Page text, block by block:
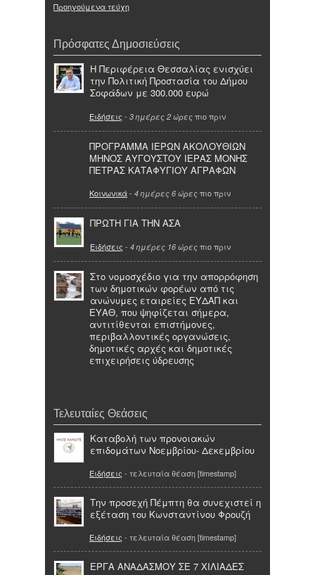
Προηγούμενα τεύχη
Πρόσφατες Δημοσιεύσεις
Η Περιφέρεια Θεσσαλίας ενισχύει
την Πολιτική Προστασία του Δήμου
Σοφάδων με 300.000 ευρώ
Ειδήσεις - 3 ημέρες 2 ώρες πιο πριν
ΠΡΟΓΡΑΜΜΑ ΙΕΡΩΝ ΑΚΟΛΟΥΘΙΩΝ
ΜΗΝΟΣ ΑΥΓΟΥΣΤΟΥ ΙΕΡΑΣ ΜΟΝΗΣ
ΠΕΤΡΑΣ ΚΑΤΑΦΥΓΙΟΥ ΑΓΡΑΦΩΝ
Κοινωνικά- 4 ημέρες 6 ώρες πιο πριν
ΠΡΩΤΗ ΓΙΑ ΤΗΝ ΑΣΑ
Ειδήσεις - 4 ημέρες 16 ώρες πιο πριν
Στο νομοσχέδιο για την απορρόφηση
των δημοτικών φορέων από τις
ανώνυμες εταιρείες ΕΥΔΑΠ και
ΕΥΑΘ, που ψηφίζεται σήμερα,
αντιτίθενται επιστήμονες,
περιβαλλοντικές οργανώσεις,
δημοτικές αρχές και δημοτικές
επιχειρήσεις ύδρευσης
Τελευταίες Θεάσεις
Καταβολή των προνοιακών
επιδομάτων Νοεμβρίου- Δεκεμβρίου
Ειδήσεις - τελευταία θέαση [timestamp]
Την προσεχή Πέμπτη θα συνεχιστεί η
εξέταση του Κωνσταντίνου Φρουζή
Ειδήσεις - τελευταία θέαση [timestamp]
ΕΡΓΑ ΑΝΑΔΑΣΜΟΥ ΣΕ 7 ΧΙΛΙΑΔΕΣ